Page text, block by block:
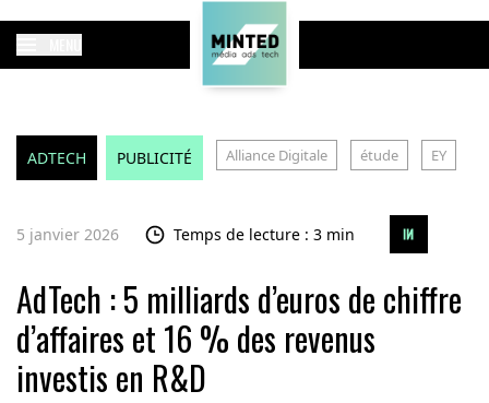
ADTECH PUBLICITÉ Alliance Digitale étude EY
5 janvier 2026 Temps de lecture : 3 min
AdTech : 5 milliards d’euros de chiffre
d’affaires et 16 % des revenus
investis en R&D